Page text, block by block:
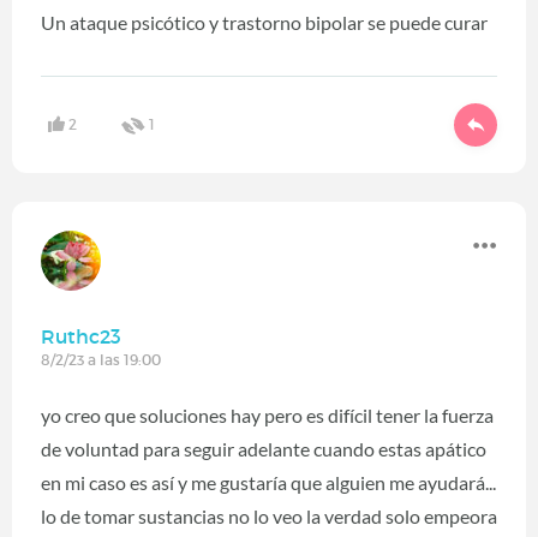
Un ataque psicótico y trastorno bipolar se puede curar
2 1
Ruthc23
8/2/23 a las 19:00
yo creo que soluciones hay pero es difícil tener la fuerza
de voluntad para seguir adelante cuando estas apático
en mi caso es así y me gustaría que alguien me ayudará...
lo de tomar sustancias no lo veo la verdad solo empeora